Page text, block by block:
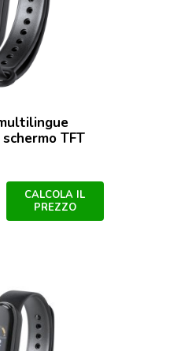
TFT
CALCOLA IL
PREZZO